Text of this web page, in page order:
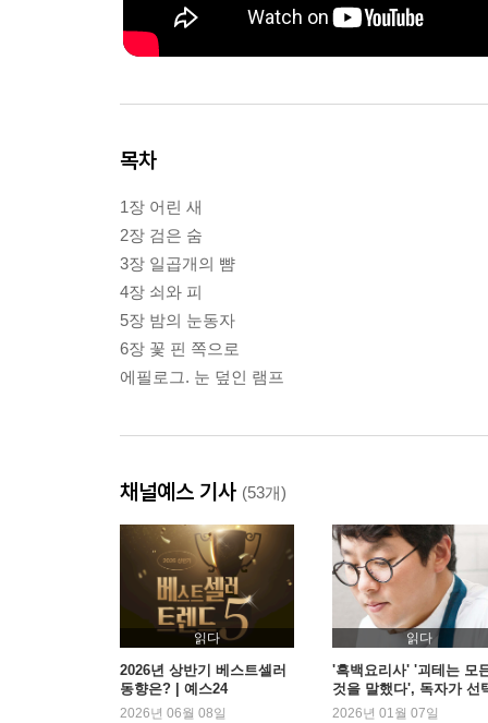
목차
1장 어린 새
2장 검은 숨
3장 일곱개의 뺨
4장 쇠와 피
5장 밤의 눈동자
6장 꽃 핀 쪽으로
에필로그. 눈 덮인 램프
채널예스 기사 (53개)
읽다
2026년 상반기 베스트셀러
동향은? | 예스24
2026년 06월 08일
읽다
'흑백요리사' '괴테는 모
것을 말했다', 독자가 선
한 2026 새해 첫 책은? |
2026년 01월 07일